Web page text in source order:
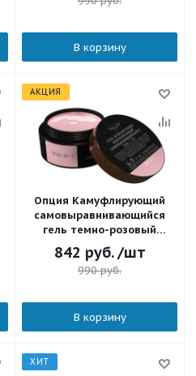
В корзину
АКЦИЯ
Опция Камуфлирующий
самовыравнивающийся
гель темно-розовый
(холодный) Тон 5 50 мл.
842 руб. /шт
990руб.
В корзину
ХИТ